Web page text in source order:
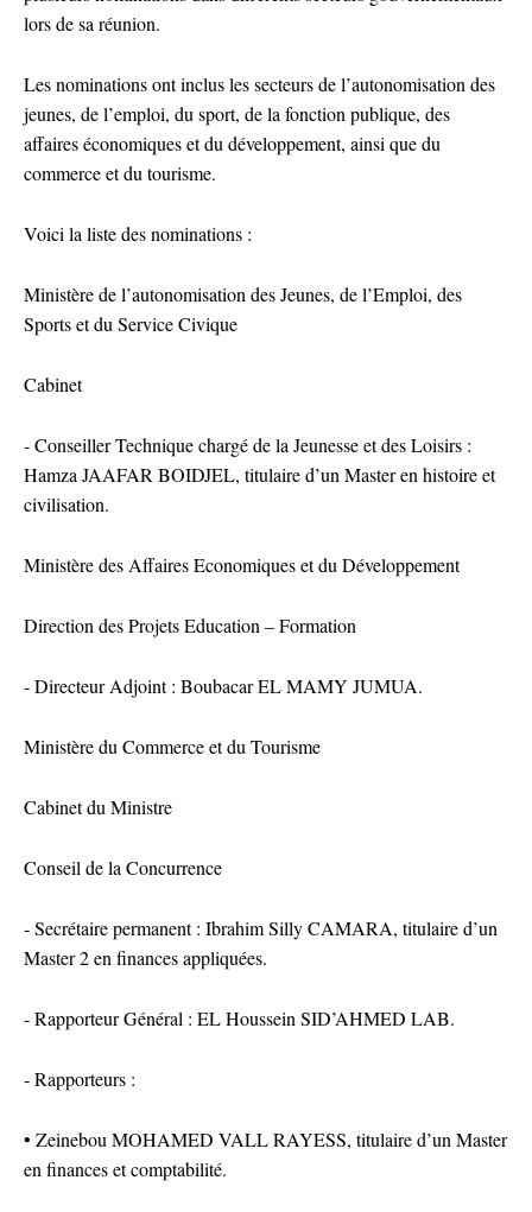
lors de sa réunion.
Les nominations ont inclus les secteurs de l’autonomisation des
jeunes, de l’emploi, du sport, de la fonction publique, des
affaires économiques et du développement, ainsi que du
commerce et du tourisme.
Voici la liste des nominations :
Ministère de l’autonomisation des Jeunes, de l’Emploi, des
Sports et du Service Civique
Cabinet
‐ Conseiller Technique chargé de la Jeunesse et des Loisirs :
Hamza JAAFAR BOIDJEL, titulaire d’un Master en histoire et
civilisation.
Ministère des Affaires Economiques et du Développement
Direction des Projets Education – Formation
‐ Directeur Adjoint : Boubacar EL MAMY JUMUA.
Ministère du Commerce et du Tourisme
Cabinet du Ministre
Conseil de la Concurrence
‐ Secrétaire permanent : Ibrahim Silly CAMARA, titulaire d’un
Master 2 en finances appliquées.
‐ Rapporteur Général : EL Houssein SID’AHMED LAB.
‐ Rapporteurs :
• Zeinebou MOHAMED VALL RAYESS, titulaire d’un Master
en finances et comptabilité.